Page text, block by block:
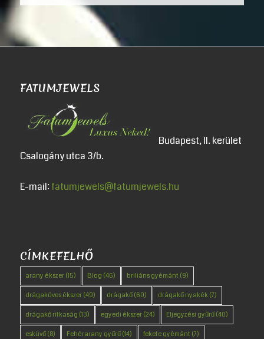
FATUMJEWELS
Budapest, II. kerület
Csalogány utca 3/b.
E-mail: fatumjewels@fatumjewels.hu
CÍMKEFELHŐ
arany ékszer(15) Blog (46) briliáns gyémánt (9)
drágaköves ékszer(49) drágakő(60) drágakő nyakék(7)
drágakő ritkaság (13) egyedi ékszer(24) Eljegyzési gyűrű(40)
esküvő(8) Fehérarany gyűrű(14) fekete gyémánt (7)